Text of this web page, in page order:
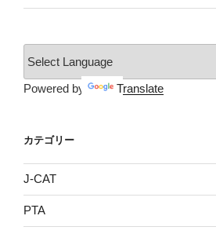
Powered by Translate
カテゴリー
J-CAT
PTA